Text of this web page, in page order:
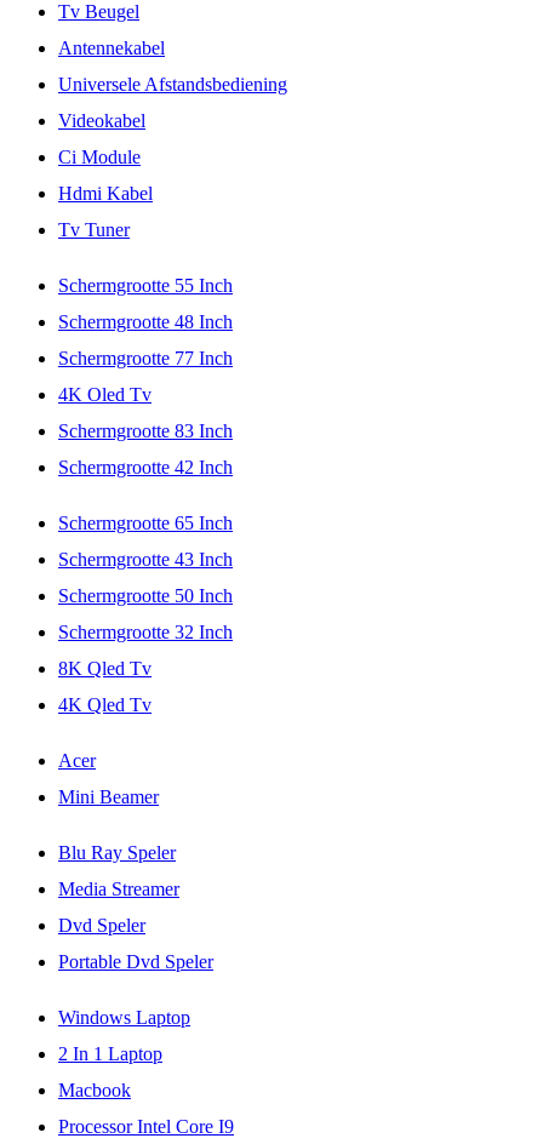
Tv Beugel
Antennekabel
Universele Afstandsbediening
Videokabel
Ci Module
Hdmi Kabel
Tv Tuner
Schermgrootte 55 Inch
Schermgrootte 48 Inch
Schermgrootte 77 Inch
4K Oled Tv
Schermgrootte 83 Inch
Schermgrootte 42 Inch
Schermgrootte 65 Inch
Schermgrootte 43 Inch
Schermgrootte 50 Inch
Schermgrootte 32 Inch
8K Qled Tv
4K Qled Tv
Acer
Mini Beamer
Blu Ray Speler
Media Streamer
Dvd Speler
Portable Dvd Speler
Windows Laptop
2 In 1 Laptop
Macbook
Processor Intel Core I9